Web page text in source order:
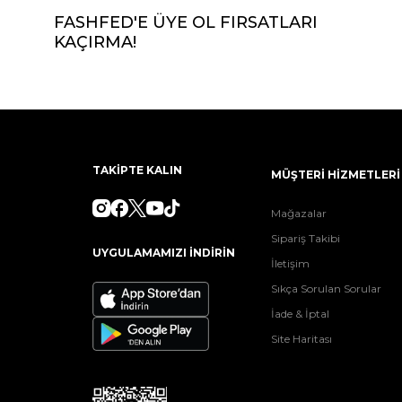
FASHFED'E ÜYE OL FIRSATLARI
KAÇIRMA!
TAKİPTE KALIN
UYGULAMAMIZI İNDİRİN
MÜŞTERİ HİZMETLERİ
Mağazalar
Sipariş Takibi
İletişim
Sıkça Sorulan Sorular
İade & İptal
Site Haritası